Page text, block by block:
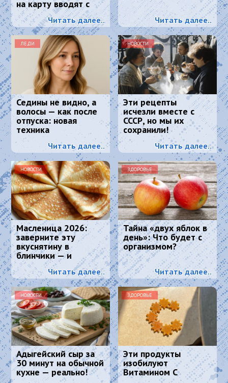
на карту вводят с
2026 года
Читать далее.. Читать далее..
ЛЕДИ
Седины не видно, а
волосы — как после
отпуска: новая
техника
окрашивания
маскирует седину
лучше любой краски
Читать далее..
НОВОСТИ
Эти рецепты
исчезли вместе с
СССР, но мы их
сохранили!
Читать далее..
НОВОСТИ
Масленица 2026:
заверните эту
вкуснятину в
блинчики — и
подавайте как
главное блюдо
Читать далее..
ЗДОРОВЬЕ
Тайна «двух яблок в
день»: Что будет с
организмом?
Читать далее..
НОВОСТИ
Адыгейский сыр за
30 минут на обычной
кухне — реально!
ЗДОРОВЬЕ
Эти продукты
изобилуют
Витамином С